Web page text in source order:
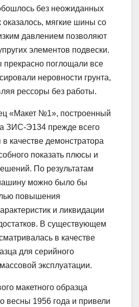
без неожиданных
оказалось, мягкие шины со
давлением позволяют
элементов подвески.
поглощали все
неровности грунта,
рессоры без работы.
«Макет №1», построенный
ЗИС-Э134 прежде всего
качестве демонстратора
показать плюсы и
По результатам
можно было бы
повышения
и ликвидации
В существующем
в качестве
для серийного
эксплуатации.
макетного образца
весны 1956 года и привели